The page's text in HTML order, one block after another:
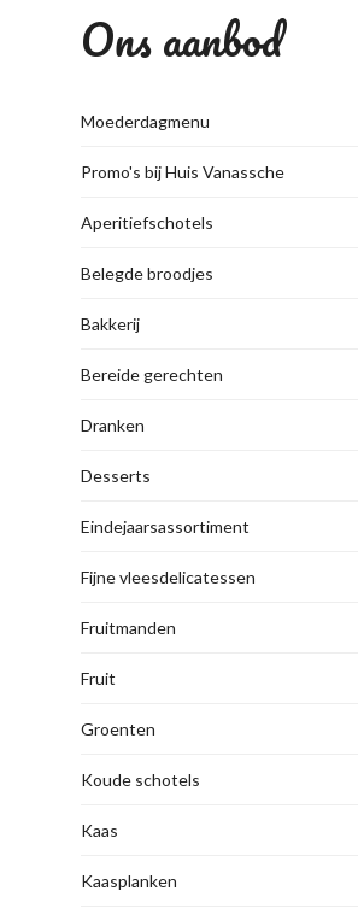
Ons aanbod
Moederdagmenu
Promo's bij Huis Vanassche
Aperitiefschotels
Belegde broodjes
Bakkerij
Bereide gerechten
Dranken
Desserts
Eindejaarsassortiment
Fijne vleesdelicatessen
Fruitmanden
Fruit
Groenten
Koude schotels
Kaas
Kaasplanken